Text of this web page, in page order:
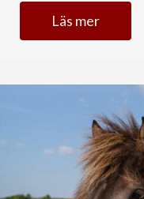
Läs mer